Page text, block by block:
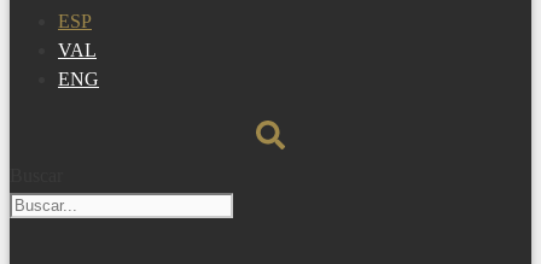
ESP
VAL
ENG